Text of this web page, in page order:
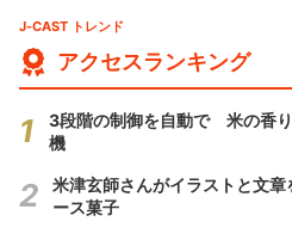
J-CAST トレンド
アクセスランキング
3段階の制御を自動で 米の香
機
米津玄師さんがイラストと文
ース菓子